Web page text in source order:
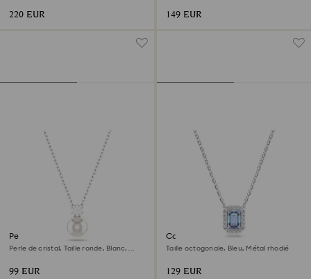
220 EUR 149 EUR
Pendentif Matrix
Perle de cristal, Taille ronde, Blanc,
99 EUR
Collier Una
Taille octogonale, Bleu, Métal rhodié
129 EUR